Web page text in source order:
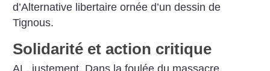
d’Alternative libertaire ornée d’un dessin de
Tignous.
Solidarité et action critique